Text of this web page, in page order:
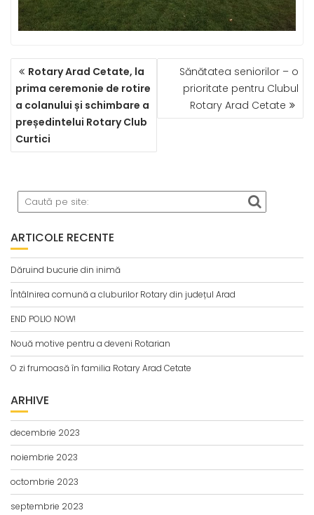
NAVIGARE
ÎN
ARTICOLE
Rotary Arad Cetate, la
prima ceremonie de rotire
a colanului și schimbare a
președintelui Rotary Club
Curtici
Sănătatea seniorilor – o
prioritate pentru Clubul
Rotary Arad Cetate
ARTICOLE RECENTE
Dăruind bucurie din inimă
Întâlnirea comună a cluburilor Rotary din județul Arad
END POLIO NOW!
Nouă motive pentru a deveni Rotarian
O zi frumoasă în familia Rotary Arad Cetate
ARHIVE
decembrie 2023
noiembrie 2023
octombrie 2023
septembrie 2023